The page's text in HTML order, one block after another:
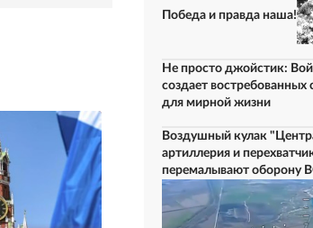
Победа и правда наша!
Не просто джойстик:
создает востребованных
для мирной жизни
Воздушный кулак
артиллерия и
перемалывают оборону